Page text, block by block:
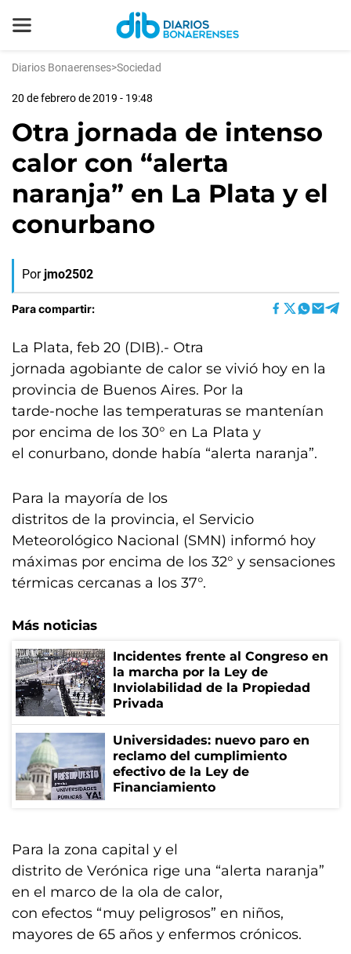
Diarios Bonaerenses>Sociedad
20 de febrero de 2019 - 19:48
Otra jornada de intenso
calor con “alerta
naranja” en La Plata y el
conurbano
Por jmo2502
Para compartir:
La Plata, feb 20 (DIB).- Otra
jornada agobiante de calor se vivió hoy en la
provincia de Buenos Aires. Por la
tarde-noche las temperaturas se mantenían
por encima de los 30° en La Plata y
el conurbano, donde había “alerta naranja”.
Para la mayoría de los
distritos de la provincia, el Servicio
Meteorológico Nacional (SMN) informó hoy
máximas por encima de los 32° y sensaciones
térmicas cercanas a los 37°.
Más noticias
Incidentes frente al Congreso en
la marcha por la Ley de
Inviolabilidad de la Propiedad
Privada
Universidades: nuevo paro en
reclamo del cumplimiento
efectivo de la Ley de
Financiamiento
Para la zona capital y el
distrito de Verónica rige una “alerta naranja”
en el marco de la ola de calor,
con efectos “muy peligrosos” en niños,
mayores de 65 años y enfermos crónicos.